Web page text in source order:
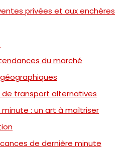
privées et aux enchères
du marché
de transport alternatives
: un art à maîtriser
de dernière minute